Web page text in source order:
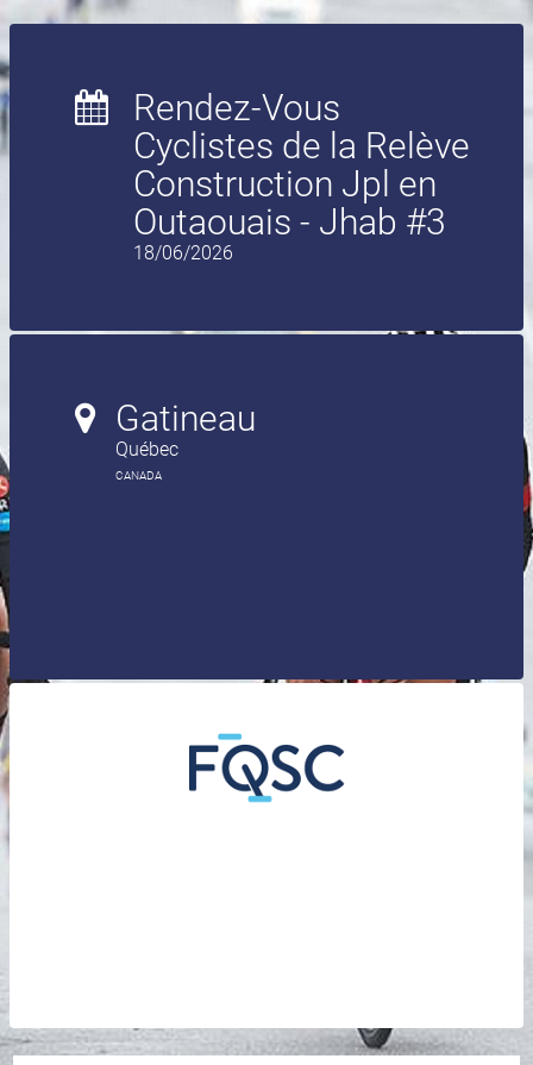
Rendez-Vous
Cyclistes de la Relève
Construction Jpl en
Outaouais - Jhab #3
18/06/2026
Gatineau
Québec
CANADA